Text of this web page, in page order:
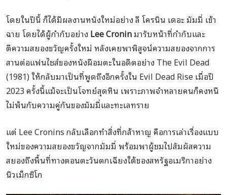
โดยในปีนี้ ก็ได้มีผลงานหนังใหม่อย่าง ลี โครนิน เดอะ มัมมี่ เข้า
ฉาย โดยได้ผู้กำกับอย่างLee Croninมารับหน้าที่กำกับและ
ตีความสยองขวัญครั้งใหม่ หลังเคยพาพิสูจน์ความสยองจากการ
สานต่อแฟนไชส์ของหนังผีอมตะในอดีตอย่าง The Evil Dead
(1981) ให้กลับมาเป็นที่พูดถึงอีกครั้งใน Evil Dead Rise เมื่อปี
2023 ครั้งนี้แม้จะเป็นโจทย์สุดหิน เพราะภาพจำหลายคนก็คงหนี
ไม่พ้นกับความคู่กันของมัมมี่และทะเลทราย
แต่ Lee Cronins กลับเลือกทำสิ่งที่กล้าหาญ คือการเล่าเรื่องแบบ
ใหม่ของความสยองขวัญจากมัมมี่ พร้อมพาผู้ชมไปสัมผัสความ
สยองถึงพื้นที่ทางตอนตะวันตกเฉียงใต้ของสหรัฐอเมริกาอย่าง
นิวเม็กซิโก